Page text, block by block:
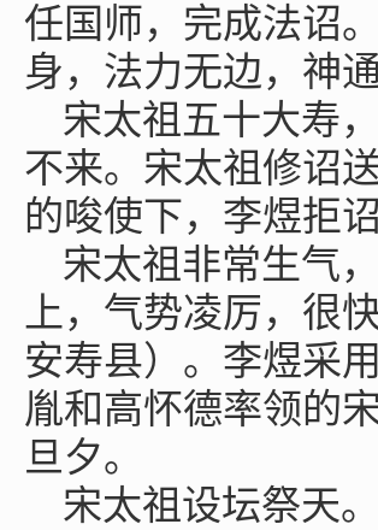
任国师，完成法诏
身，法力无边，神通
宋太祖五十大寿
不来。宋太祖修诏
的唆使下，李煜拒诏
宋太祖非常生气
上，气势凌厉，很
安寿县）。李煜采
胤和高怀德率领的
旦夕。
宋太祖设坛祭天